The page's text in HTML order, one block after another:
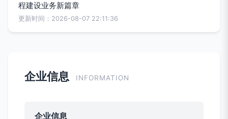
程建设业务新篇章
更新时间：2026-08-07 22:11:36
企业信息 INFORMATION
企业信息